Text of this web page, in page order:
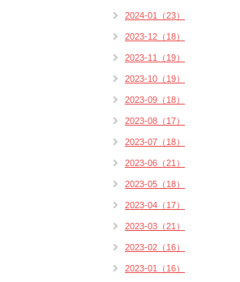
2024-01（23）
2023-12（18）
2023-11（19）
2023-10（19）
2023-09（18）
2023-08（17）
2023-07（18）
2023-06（21）
2023-05（18）
2023-04（17）
2023-03（21）
2023-02（16）
2023-01（16）